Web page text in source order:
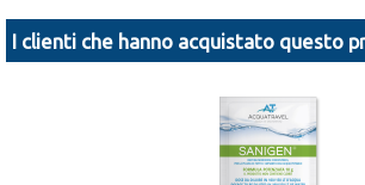
I clienti che hanno acquistato questo